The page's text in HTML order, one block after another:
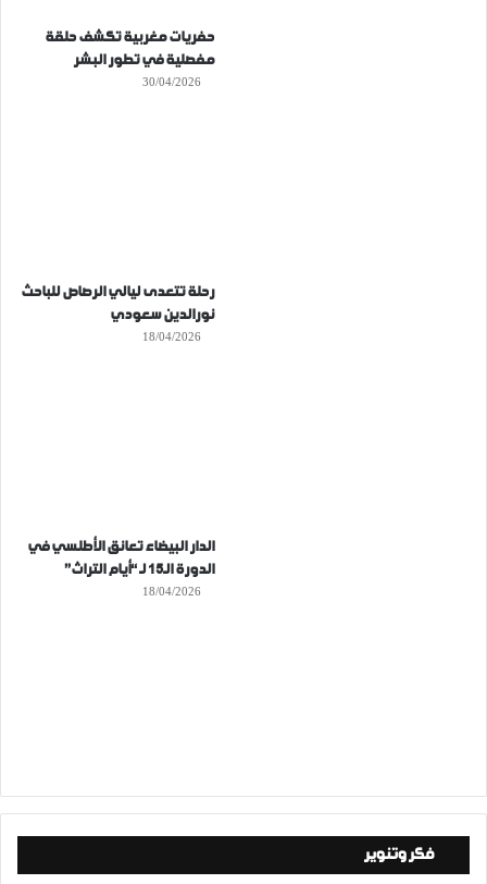
حفريات مغربية تكشف حلقة
مفصلية في تطور البشر
30/04/2026
رحلة تتعدى ليالي الرصاص للباحث
نورالدين سعودي
18/04/2026
الدار البيضاء تعانق الأطلسي في
الدورة الـ15 لـ “أيام التراث”
18/04/2026
فكر وتنوير